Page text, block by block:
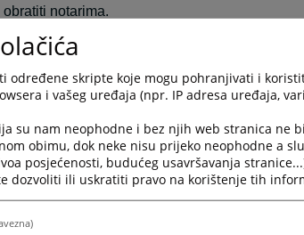
notarima.
određene skripte koje mogu pohranjivati i
i vašeg uređaja (npr. IP adresa uređaja,
su nam neophodne i bez njih web stranica ne
obimu, dok neke nisu prijeko neophodne a
posjećenosti, budućeg usavršavanja
dozvoliti ili uskratiti pravo na korištenje tih